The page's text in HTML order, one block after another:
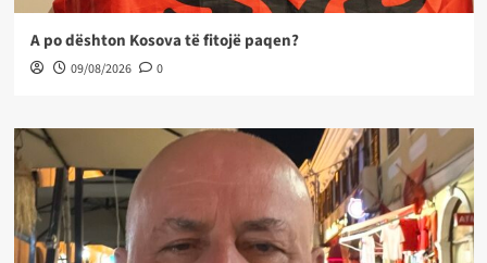
A po dështon Kosova të fitojë paqen?
09/08/2026 0